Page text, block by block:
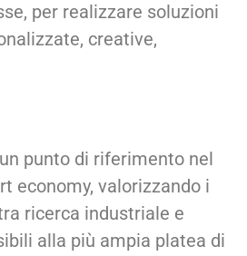
per realizzare soluzioni
creative,
punto di riferimento nel
economy, valorizzando i
ricerca industriale e
alla più ampia platea di